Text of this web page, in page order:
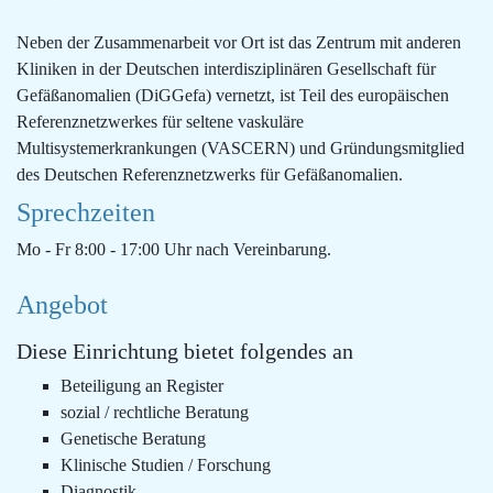
Neben der Zusammenarbeit vor Ort ist das Zentrum mit anderen
Kliniken in der Deutschen interdisziplinären Gesellschaft für
Gefäßanomalien (DiGGefa) vernetzt, ist Teil des europäischen
Referenznetzwerkes für seltene vaskuläre
Multisystemerkrankungen (VASCERN) und Gründungsmitglied
des Deutschen Referenznetzwerks für Gefäßanomalien.
Sprechzeiten
Mo - Fr 8:00 - 17:00 Uhr nach Vereinbarung.
Angebot
Diese Einrichtung bietet folgendes an
Beteiligung an Register
sozial / rechtliche Beratung
Genetische Beratung
Klinische Studien / Forschung